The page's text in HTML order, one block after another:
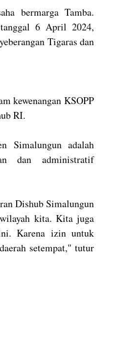
bermarga Tamba.
tanggal 6 April 2024,
Tigaras dan
kewenangan KSOPP
RI.
Simalungun adalah
dan administratif
Dishub Simalungun
kita. Kita juga
Karena izin untuk
setempat," tutur